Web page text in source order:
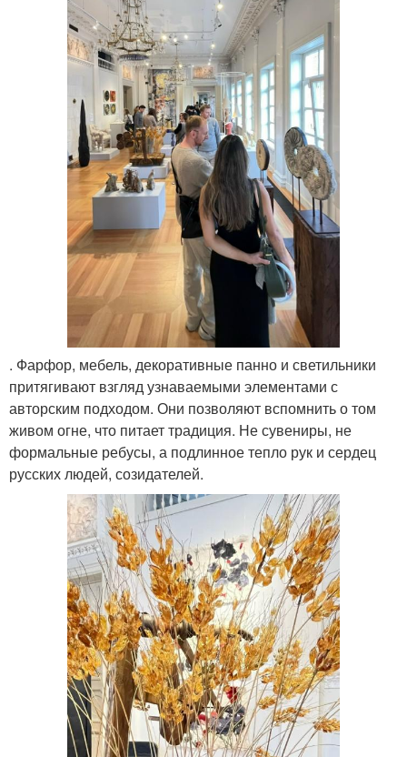
. Фарфор, мебель, декоративные панно и светильники
притягивают взгляд узнаваемыми элементами с
авторским подходом. Они позволяют вспомнить о том
живом огне, что питает традиция. Не сувениры, не
формальные ребусы, а подлинное тепло рук и сердец
русских людей, созидателей.